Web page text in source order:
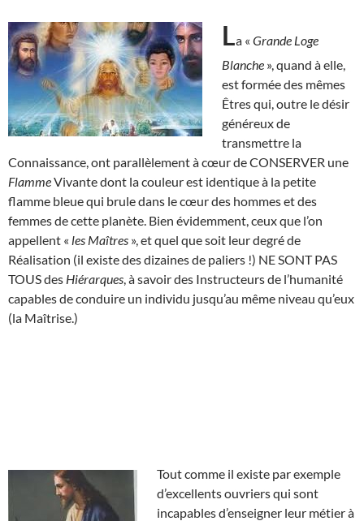
La « Grande Loge
Blanche », quand à elle,
est formée des mêmes
Êtres qui, outre le désir
généreux de
transmettre la
Connaissance, ont parallèlement à cœur de CONSERVER une
FlammeVivante dont la couleur est identique à la petite
flamme bleue qui brule dans le cœur des hommes et des
femmes de cette planète. Bien évidemment, ceux que l’on
appellent « les Maîtres », et quel que soit leur degré de
Réalisation (il existe des dizaines de paliers !) NE SONT PAS
TOUS des Hiérarques , à savoir des Instructeurs de l’humanité
capables de conduire un individu jusqu’au même niveau qu’eux
(la Maîtrise.)
Tout comme il existe par exemple
d’excellents ouvriers qui sont
incapables d’enseigner leur métier à